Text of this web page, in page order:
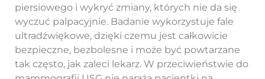
piersiowego i wykryć zmiany, których nie da się
wyczuć palpacyjnie. Badanie wykorzystuje fale
ultradźwiękowe, dzięki czemu jest całkowicie
bezpieczne, bezbolesne i może być powtarzane
tak często, jak zaleci lekarz. W przeciwieństwie do